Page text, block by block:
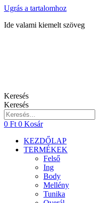
Ugrás a tartalomhoz
Ide valami kiemelt szöveg
Keresés
Keresés
0 Ft 0 Kosár
KEZDŐLAP
TERMÉKEK
Felső
Ing
Body
Mellény
Tunika